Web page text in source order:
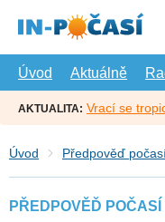
hlavní
Úvod
Aktuálně
AKTUALITA: Vrací se
Úvod Předpověď
PŘEDPOVĚĎ POČASÍ